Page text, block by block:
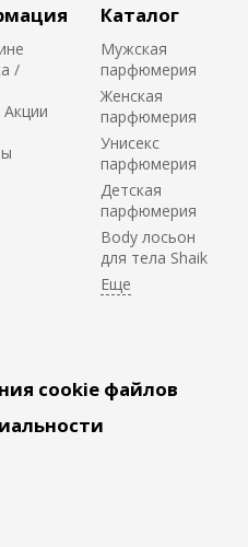
/
Акции
Каталог
Мужская
парфюмерия
Женская
парфюмерия
Унисекс
парфюмерия
Детская
парфюмерия
Body лосьон
для тела Shaik
cookie файлов